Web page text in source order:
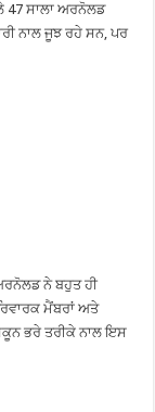
47 ਸਾਲਾ ਅਰਨੋਲਡ
ਨਾਲ ਜੂਝ ਰਹੇ ਸਨ, ਪਰ
ਨੇ ਬਹੁਤ ਹੀ
ਮੈਂਬਰਾਂ ਅਤੇ
ਭਰੇ ਤਰੀਕੇ ਨਾਲ ਇਸ